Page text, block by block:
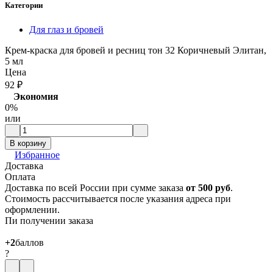
Категории
Для глаз и бровей
Крем-краска для бровей и ресниц тон 32 Коричневый Элитан,
5 мл
Цена
92 ₽
Экономия
0%
или
В корзину
Избранное
Доставка
Оплата
Доставка по всей России при сумме заказа от 500 руб.
Стоимость рассчитывается после указания адреса при
оформлении.
Пи получении заказа
+2баллов
?